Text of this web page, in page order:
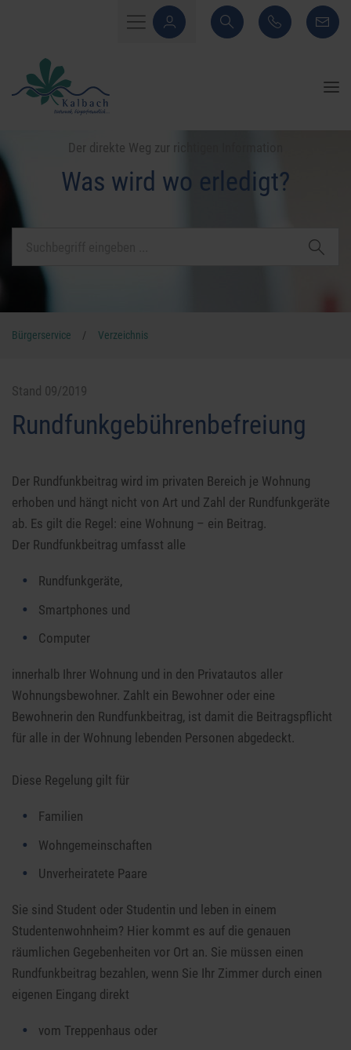
Der direkte Weg zur richtigen Information
Was wird wo erledigt?
Bürgerservice / Verzeichnis
Stand 09/2019
Rundfunkgebührenbefreiung
Der Rundfunkbeitrag wird im privaten Bereich je Wohnung
erhoben und hängt nicht von Art und Zahl der Rundfunkgeräte
ab. Es gilt die Regel: eine Wohnung – ein Beitrag.
Der Rundfunkbeitrag umfasst alle
Rundfunkgeräte,
Smartphones und
Computer
innerhalb Ihrer Wohnung und in den Privatautos aller
Wohnungsbewohner. Zahlt ein Bewohner oder eine
Bewohnerin den Rundfunkbeitrag, ist damit die Beitragspflicht
für alle in der Wohnung lebenden Personen abgedeckt.
Diese Regelung gilt für
Familien
Wohngemeinschaften
Unverheiratete Paare
Sie sind Student oder Studentin und leben in einem
Studentenwohnheim? Hier kommt es auf die genauen
räumlichen Gegebenheiten vor Ort an. Sie müssen einen
Rundfunkbeitrag bezahlen, wenn Sie Ihr Zimmer durch einen
eigenen Eingang direkt
vom Treppenhaus oder